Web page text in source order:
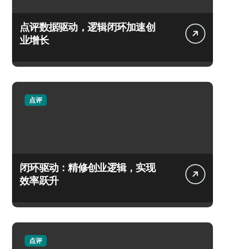
点评数据驱动，逻辑闭环加速创
业增长
点评
闭环驱动：精修创业逻辑，实现
效率跃升
点评